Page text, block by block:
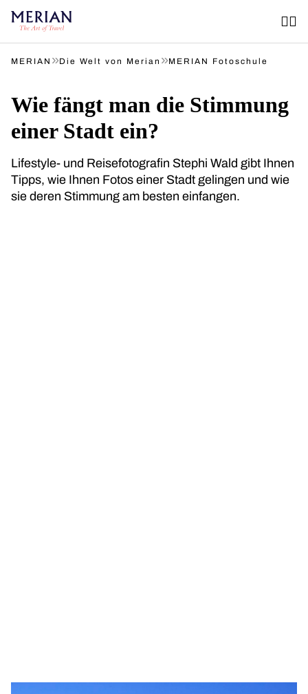
MERIAN »Die Welt von Merian »MERIAN Fotoschule
Wie fängt man die Stimmung
einer Stadt ein?
Lifestyle- und Reisefotografin Stephi Wald gibt Ihnen
Tipps, wie Ihnen Fotos einer Stadt gelingen und wie
sie deren Stimmung am besten einfangen.